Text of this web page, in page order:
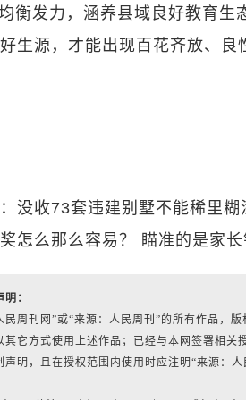
衡发力，涵养县域良好教育生
生源，才能出现百花齐放、良
没收73套违建别墅不能稀里糊
怎么那么容易？ 瞄准的是家长
：
民周刊网”或“来源：人民周刊”的所有作品，
它方式使用上述作品；已经与本网签署相
声明，且在授权范围内使用时应注明“来源：